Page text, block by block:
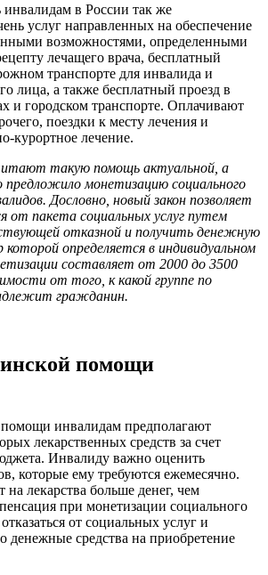
в России так же
услуг направленных на обеспечение
возможностями, определенными
лечащего врача, бесплатный
транспорте для инвалида и
лица, а также бесплатный проезд в
и городском транспорте. Оплачивают
поездки к месту лечения и
курортное лечение.
такую помощь актуальной, а
предложило монетизацию социального
Дословно, новый закон позволяет
от пакета социальных услуг путем
отказной и получить денежную
которой определяется в индивидуальном
составляет от 2000 до 3500
от того, к какой группе по
гражданин.
помощи
инвалидам предполагают
лекарственных средств за счет
Инвалиду важно оценить
которые ему требуются ежемесячно.
на лекарства больше денег, чем
при монетизации социального
от социальных услуг и
денежные средства на приобретение